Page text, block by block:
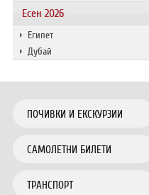
Есен 2026
Египет
Дубай
ПОЧИВКИ И ЕКСКУРЗИИ
САМОЛЕТНИ БИЛЕТИ
ТРАНСПОРТ